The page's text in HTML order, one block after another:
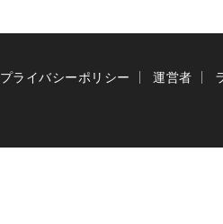
プライバシーポリシー 運営者